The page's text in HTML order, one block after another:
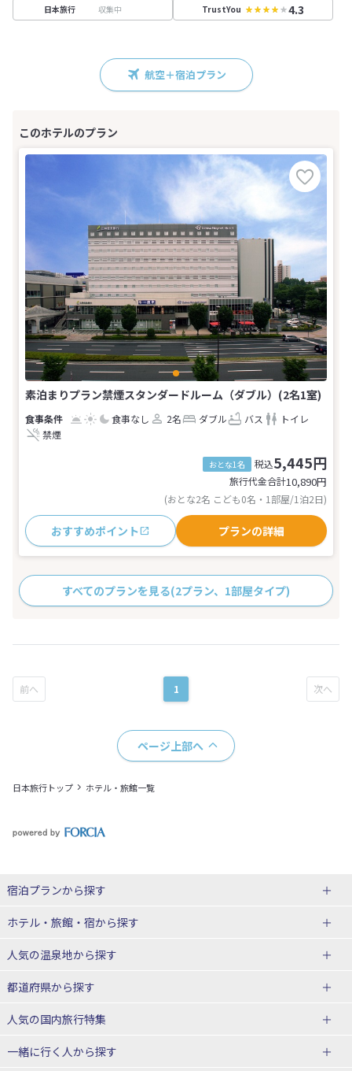
日本旅行 収集中 TrustYou 4.3
航空＋宿泊プラン
素泊まりプラン禁煙スタンダードルーム（ダブル）(2名1室)
食事なし 2名 ダブル バス
トイレ
禁煙
おとな1名 税込5,445円
旅行代金合計10,890円
(おとな2名 こども0名・1部屋/1泊2日)
おすすめポイント プランの詳細
すべてのプランを見る(2プラン、1部屋タイプ)
1
ページ上部へ
日本旅行トップ ホテル・旅館一覧
宿泊プランから探す
北海道
東北
青森県
宮城県
山形県
ホテル・旅館・宿から探す
北海道ホテル・旅館
青森県ホテル・旅館
宮城県ホテル・旅館
人気の温泉地から探す
北海道
湯の川温泉(北海道)
十勝川温泉(北海道)
都道府県から探す
北海道旅行・ツアー
人気の国内旅行特集
東京ディズニーリゾート®への旅
ユニバーサル・スタジオ・ジャパ
一緒に行く人から探す